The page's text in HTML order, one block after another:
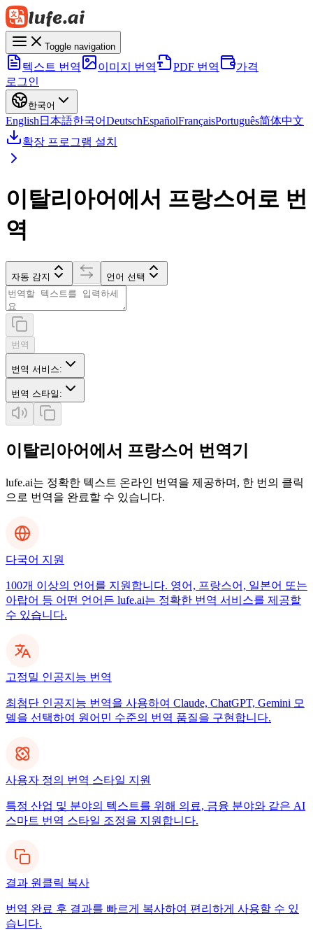
Toggle navigation
텍스트 번역 이미지 번역 PDF 번역
가격
로그인
한국어
English 日本語한국어DeutschEspañolFrançaisPortuguês简体中文
확장 프로그램 설치
이탈리아어에서 프랑스어로 번
역
자동 감지 언어 선택
번역
번역 서비스:
번역 스타일 :
이탈리아어에서 프랑스어 번역기
lufe.ai는 정확한 텍스트 온라인 번역을 제공하며, 한 번의 클릭
으로 번역을 완료할 수 있습니다.
다국어 지원
100개 이상의 언어를 지원합니다. 영어, 프랑스어, 일본어 또는
아랍어 등 어떤 언어든 lufe.ai는 정확한 번역 서비스를 제공할
수 있습니다.
고정밀 인공지능 번역
최첨단 인공지능 번역을 사용하여 Claude, ChatGPT, Gemini 모
델을 선택하여 원어민 수준의 번역 품질을 구현합니다.
사용자 정의 번역 스타일 지원
특정 산업 및 분야의 텍스트를 위해 의료, 금융 분야와 같은 AI
스마트 번역 스타일 조정을 지원합니다.
결과 원클릭 복사
번역 완료 후 결과를 빠르게 복사하여 편리하게 사용할 수 있
습니다.